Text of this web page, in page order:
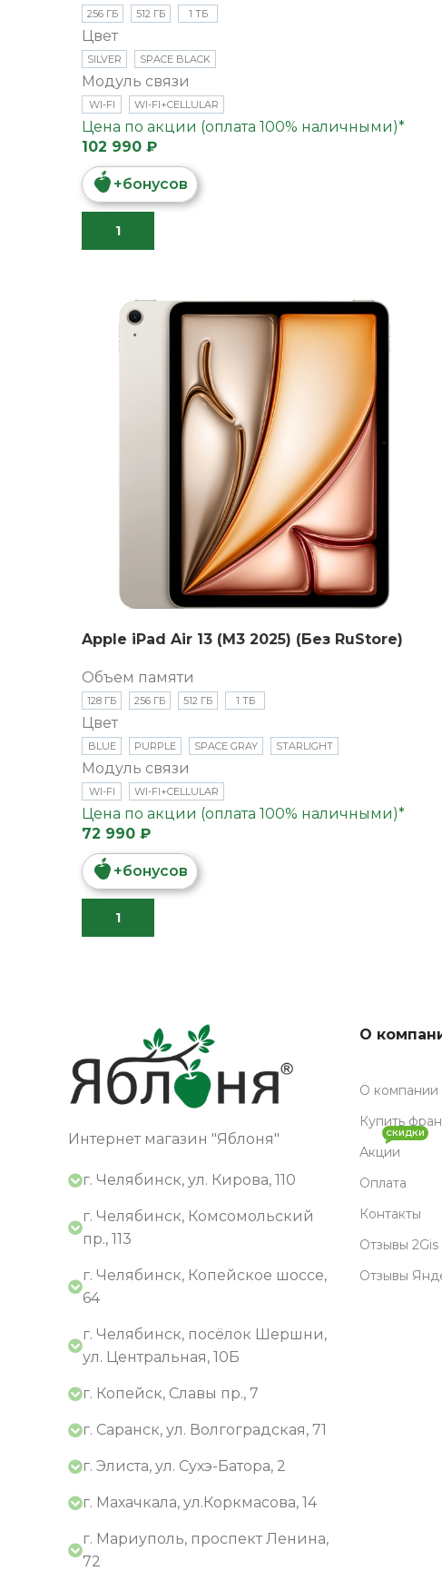
256 ГБ 512 ГБ 1 ТБ
Цвет
SILVER SPACE BLACK
Модуль связи
WI-FI WI-FI+CELLULAR
Цена по акции (оплата 100% наличными)*
102 990 ₽
+бонусов
В КОРЗИНУ
Apple iPad Air 13 (M3 2025) (Без RuStore)
Объем памяти
128 ГБ 256 ГБ 512 ГБ 1 ТБ
Цвет
BLUE PURPLE SPACE GRAY STARLIGHT
Модуль связи
WI-FI WI-FI+CELLULAR
Цена по акции (оплата 100% наличными)*
72 990 ₽
+бонусов
В КОРЗИНУ
Интернет магазин "Яблоня"
г. Челябинск, ул. Кирова, 110
г. Челябинск, Комсомольский
пр., 113
г. Челябинск, Копейское шоссе,
64
г. Челябинск, посёлок Шершни,
ул. Центральная, 10Б
г. Копейск, Славы пр., 7
г. Саранск, ул. Волгоградская, 71
г. Элиста, ул. Сухэ-Батора, 2
г. Махачкала, ул.Коркмасова, 14
г. Мариуполь, проспект Ленина,
72
О
О компании
Купить
Акции
СКИДКИ
Оплата
Контакты
Отзывы 2Gis
Отзывы